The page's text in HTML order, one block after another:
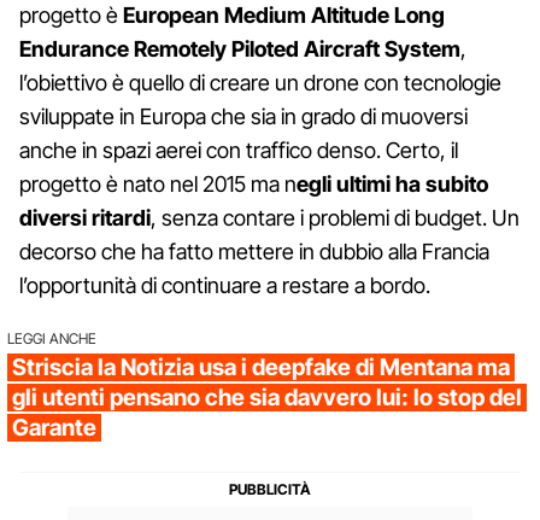
progetto èEuropean Medium Altitude Long
Endurance Remotely Piloted Aircraft System,
l’obiettivo è quello di creare un drone con tecnologie
sviluppate in Europa che sia in grado di muoversi
anche in spazi aerei con traffico denso. Certo, il
progetto è nato nel 2015 ma negli ultimi ha subito
diversi ritardi, senza contare i problemi di budget. Un
decorso che ha fatto mettere in dubbio alla Francia
l’opportunità di continuare a restare a bordo.
LEGGI ANCHE
Striscia la Notizia usa i deepfake di Mentana ma
gli utenti pensano che sia davvero lui: lo stop del
Garante